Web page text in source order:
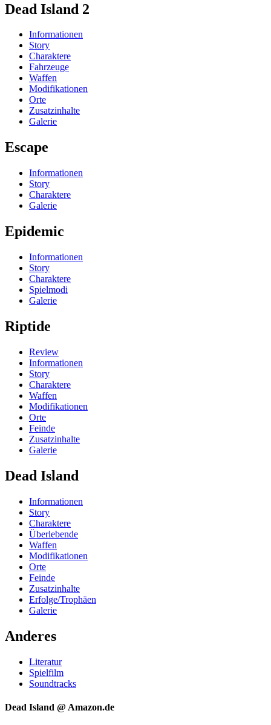
Dead Island 2
Informationen
Story
Charaktere
Fahrzeuge
Waffen
Modifikationen
Orte
Zusatzinhalte
Galerie
Escape
Informationen
Story
Charaktere
Galerie
Epidemic
Informationen
Story
Charaktere
Spielmodi
Galerie
Riptide
Review
Informationen
Story
Charaktere
Waffen
Modifikationen
Orte
Feinde
Zusatzinhalte
Galerie
Dead Island
Informationen
Story
Charaktere
Überlebende
Waffen
Modifikationen
Orte
Feinde
Zusatzinhalte
Erfolge/Trophäen
Galerie
Anderes
Literatur
Spielfilm
Soundtracks
Dead Island @ Amazon.de